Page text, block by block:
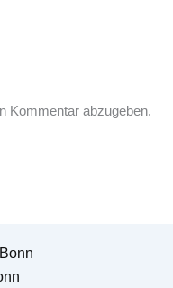
Kommentar abzugeben.